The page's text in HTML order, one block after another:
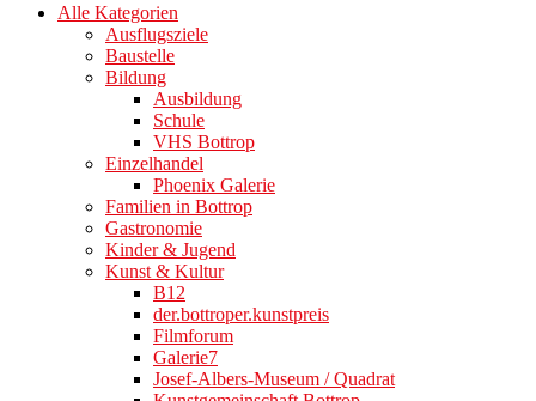
Alle Kategorien
Ausflugsziele
Baustelle
Bildung
Ausbildung
Schule
VHS Bottrop
Einzelhandel
Phoenix Galerie
Familien in Bottrop
Gastronomie
Kinder & Jugend
Kunst & Kultur
B12
der.bottroper.kunstpreis
Filmforum
Galerie7
Josef-Albers-Museum / Quadrat